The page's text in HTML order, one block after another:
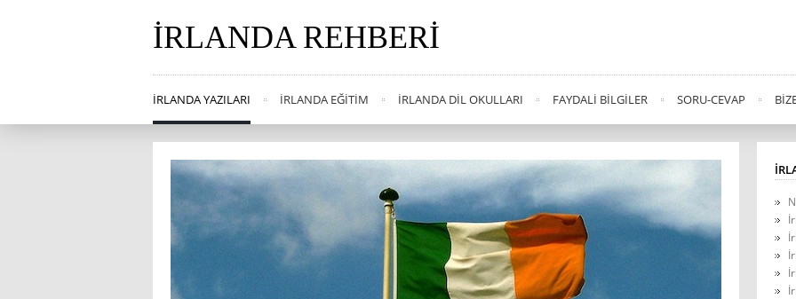
İRLANDA REHBERI
İRLANDA YAZILARI İRLANDA EĞITIM İRLANDA DIL OKULLARI FAYDALI BILGILER SORU-CEVAP